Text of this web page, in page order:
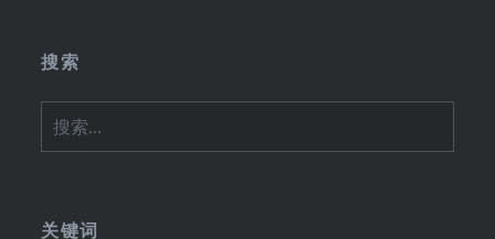
搜索
索：
关键词